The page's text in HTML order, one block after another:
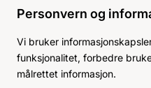
Personvern og
Vi bruker
funksjonalitet, forbedre
målrettet informasjon.
ÅPNINGSTIDER
Man-Fre:08–16
Lør-Søn: Stengt
Helligdager: Stengt